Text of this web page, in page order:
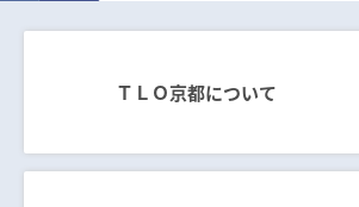
ＴＬＯ京都について